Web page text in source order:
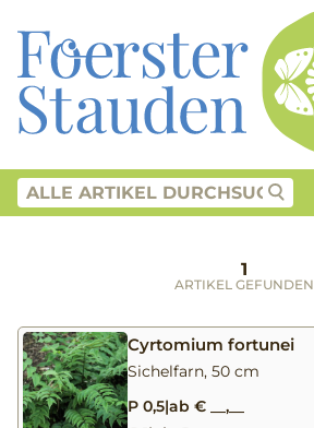
1
ARTIKEL GEFUNDEN
Cyrtomium fortunei
Sichelfarn, 50 cm
P 0,5|ab € __,__